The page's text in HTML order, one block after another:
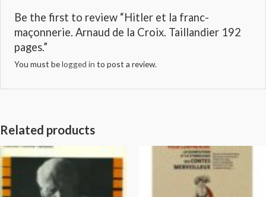
Be the first to review “Hitler et la franc-
maçonnerie. Arnaud de la Croix. Taillandier 192
pages.”
You must belogged in to post a review.
Related products